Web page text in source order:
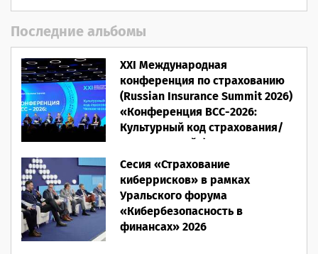
Последние альбомы
XXI Международная
конференция по страхованию
(Russian Insurance Summit 2026)
«Конференция ВСС-2026:
Культурный код страхования/
Человеческий фактор»
28.05.2026
Сесия «Страхование
киберрисков» в рамках
Уральского форума
«Кибербезопасность в
финансах» 2026